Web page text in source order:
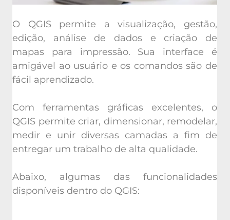
O QGIS permite a visualização, gestão,
edição, análise de dados e criação de
mapas para impressão. Sua interface é
amigável ao usuário e os comandos são de
fácil aprendizado.
Com ferramentas gráficas excelentes, o
QGIS permite criar, dimensionar, remodelar,
medir e unir diversas camadas a fim de
entregar um trabalho de alta qualidade.
Abaixo, algumas das funcionalidades
disponíveis dentro do QGIS: